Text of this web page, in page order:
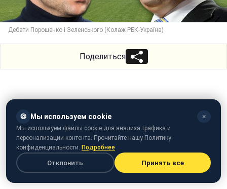
Дебати Порошенко і Зеленського (Колаж РБК-Україна)
Поделиться
🍪 Мы используем cookie ✕
Мы используем файлы cookie для анализа трафика и
персонализации контента. Прочитайте нашу Политику
конфиденциальности. Подробнее
Отклонить Принять все